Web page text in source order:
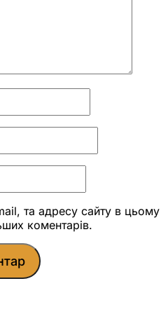
та адресу сайту в цьому
коментарів.